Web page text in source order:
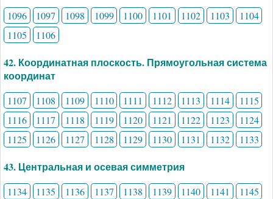
1096 1097 1098 1099 1100 1101 1102 1103
1104
1105
1106
42. Координатная плоскость. Прямоугольная система
координат
1107 1108 1109 1110 1111 1112 1113 1114
1115
1116
1117 1118 1119 1120 1121 1122 1123
1124
1125
1126 1127 1128 1129 1130 1131 1132 1133
43. Центральная и осевая симметрия
1134 1135 1136 1137 1138 1139 1140 1141
1145